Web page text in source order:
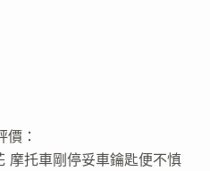
：
摩托車剛停妥車鑰匙便不慎